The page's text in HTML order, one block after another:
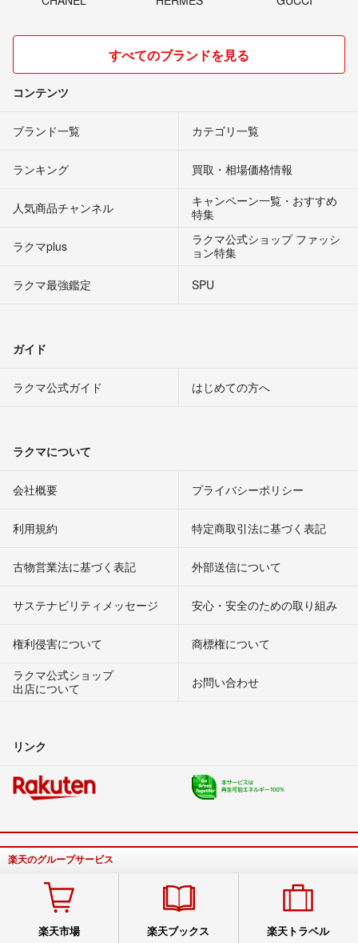
すべてのブランドを見る
コンテンツ
ブランド一覧 カテゴリ一覧
ランキング 買取・相場価格情報
人気商品チャンネル
キャンペーン一覧・おすすめ
特集
ラクマplus
ラクマ公式ショップ ファッシ
ョン特集
ラクマ最強鑑定
SPU
ガイド
ラクマ公式ガイド はじめての方へ
ラクマについて
会社概要 プライバシーポリシー
利用規約 特定商取引法に基づく表記
古物営業法に基づく表記 外部送信について
サステナビリティメッセージ 安心・安全のための取り組み
権利侵害について
商標権について
ラクマ公式ショップ
出店について
お問い合わせ
リンク
楽天のグループサービス
楽天市場 楽天ブックス 楽天トラベル